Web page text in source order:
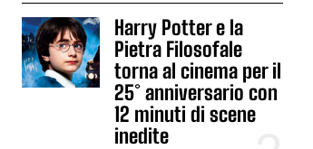
Harry Potter e la
Pietra Filosofale
torna al cinema per il
25° anniversario con
12 minuti di scene
inedite